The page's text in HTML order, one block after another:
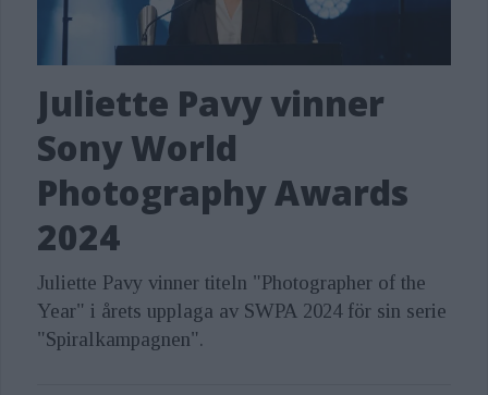
Juliette Pavy vinner
Sony World
Photography Awards
2024
Juliette Pavy vinner titeln "Photographer of the
Year" i årets upplaga av SWPA 2024 för sin serie
"Spiralkampagnen".